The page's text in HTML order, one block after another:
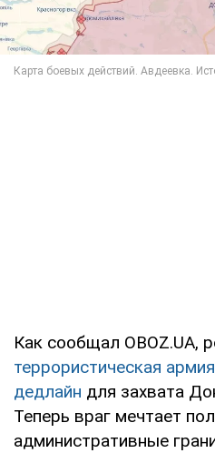
Как сообщал OBOZ.UA,
террористическая
дедлайн для захвата
Теперь враг мечтает
административные